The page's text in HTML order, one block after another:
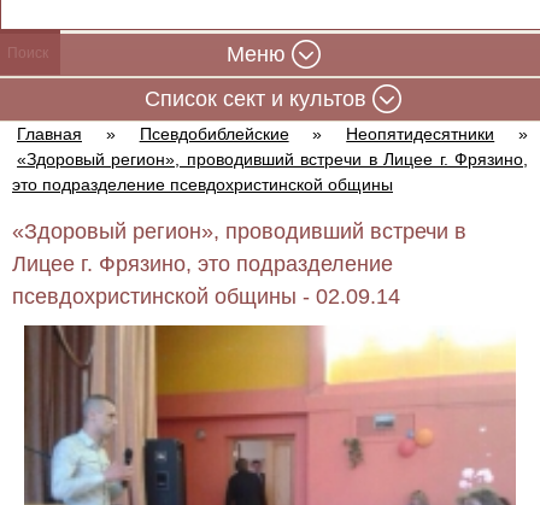
Меню
Cписок сект и культов
Главная » Псевдобиблейские » Неопятидесятники
»
«Здоровый регион», проводивший встречи в Лицее г. Фрязино,
это подразделение псевдохристинской общины
«Здоровый регион», проводивший встречи в
Лицее г. Фрязино, это подразделение
псевдохристинской общины - 02.09.14